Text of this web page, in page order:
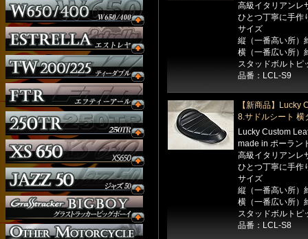
高級イタリアンレ
ひとつ丁寧に手作
サイズ
縦（一番高い所）
横（一番広い所）
スタッドボルトピ
品番：LCL-S9
【新商品】Lucky
8.サドルシート 横
Lucky Custom
made in ポーラン
高級イタリアンレ
ひとつ丁寧に手作
サイズ
縦（一番高い所）
横（一番広い所）
スタッドボルトピ
品番：LCL-S8
ウインカー
オーダー
ガソリンタンク